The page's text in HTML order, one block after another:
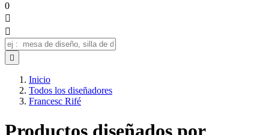
0



Inicio
Todos los diseñadores
Francesc Rifé
Productos diseñados por